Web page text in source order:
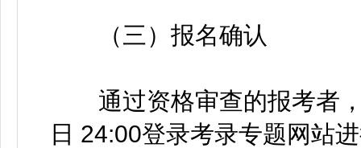
（三）报名确认
通过资格审查的报考者，
日 24:00登录考录专题网站